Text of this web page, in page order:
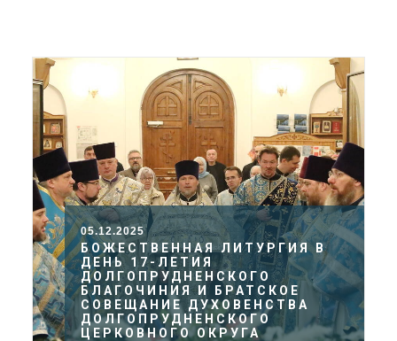
05.12.2025
БОЖЕСТВЕННАЯ ЛИТУРГИЯ В
ДЕНЬ 17-ЛЕТИЯ
ДОЛГОПРУДНЕНСКОГО
БЛАГОЧИНИЯ И БРАТСКОЕ
СОВЕЩАНИЕ ДУХОВЕНСТВА
ДОЛГОПРУДНЕНСКОГО
ЦЕРКОВНОГО ОКРУГА